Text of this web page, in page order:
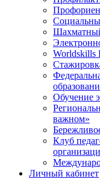
Worldskills
Обучение
важном»
Клуб
Личный кабинет